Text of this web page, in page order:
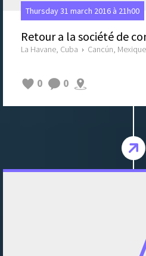
Thursday 31 march 2016 à 21h00
Retour a la société de
La Havane, Cuba › Cancún, Mexique
0 0